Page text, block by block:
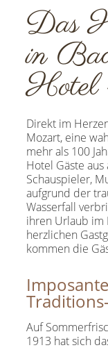
Das
in
Hotel
Direkt im
Mozart, eine
mehr als 100
Hotel Gäste
Schauspieler,
aufgrund der
Wasserfall
ihren Urlaub im
herzlichen
kommen die
Auf
1913 hat sich